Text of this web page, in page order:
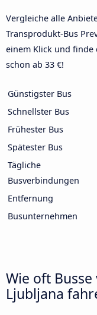
Vergleiche alle
Transprodukt-Bus
einem Klick und finde
schon ab 33 €!
Günstigster Bus
Schnellster Bus
Frühester Bus
Spätester Bus
Tägliche
Busverbindungen
Entfernung
Busunternehmen
Wie oft
Ljubljana